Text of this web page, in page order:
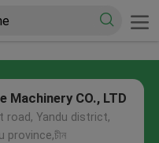
Machinery CO., LTD
road, Yandu district,